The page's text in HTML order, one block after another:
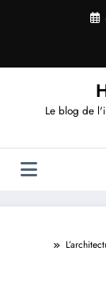
Le blog de